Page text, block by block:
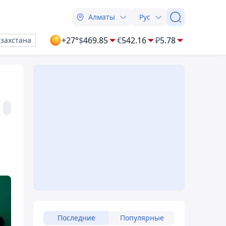
Алматы Рус
+27°$469.85 €542.16 ₽5.78
Последние Популярные